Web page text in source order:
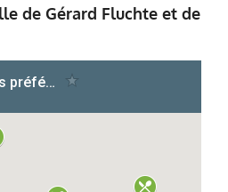
de Gérard Fluchte et de